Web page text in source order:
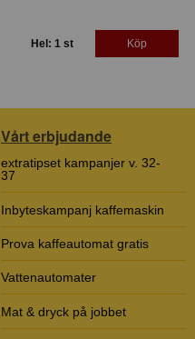
Hel: 1 st Köp
Vårt erbjudande
extratipset kampanjer v. 32-
37
Inbyteskampanj kaffemaskin
Prova kaffeautomat gratis
Vattenautomater
Mat & dryck på jobbet